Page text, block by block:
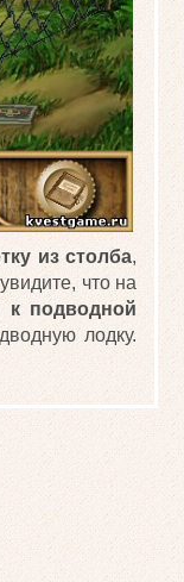
из столба,
что на
к подводной
лодку.